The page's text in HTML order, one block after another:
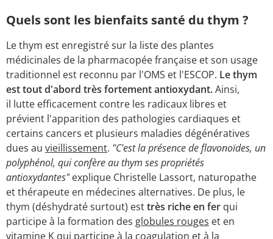
Quels sont les bienfaits santé du thym ?
Le thym est enregistré sur la liste des plantes
médicinales de la pharmacopée française et son usage
traditionnel est reconnu par l'OMS et l'ESCOP. Le thym
est tout d'abord très fortement antioxydant.Ainsi,
il lutte efficacement contre les radicaux libres et
prévient l'apparition des pathologies cardiaques et
certains cancers et plusieurs maladies dégénératives
dues au vieillissement. "C'est la présence de flavonoïdes, un
polyphénol, qui confère au thym ses propriétés
antioxydantes"explique Christelle Lassort, naturopathe
et thérapeute en médecines alternatives. De plus, le
thym (déshydraté surtout) esttrès riche en fer qui
participe à la formation des globules rouges et en
vitamine K qui participe à la coagulation et à la